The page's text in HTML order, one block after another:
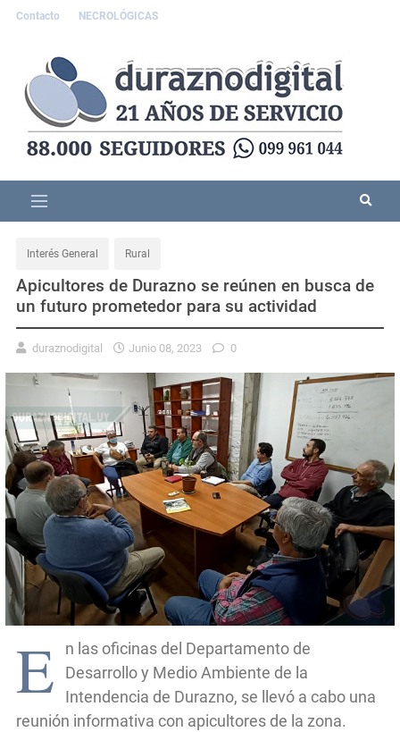
Contacto NECROLÓGICAS
Interés General Rural
Apicultores de Durazno se reúnen en busca de
un futuro prometedor para su actividad
duraznodigital Junio 08, 2023 0
E
n las oficinas del Departamento de
Desarrollo y Medio Ambiente de la
Intendencia de Durazno, se llevó a cabo una
reunión informativa con apicultores de la zona.